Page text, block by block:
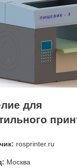
для
rosprinter.ru
Москва